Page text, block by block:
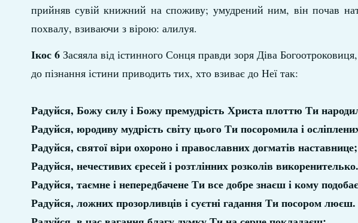
прийняв сувій книжний на споживу; умудрений ним, він почав
похвалу, взиваючи з вірою: алилуя.
Ікос 6Засяяла від істинного Сонця правди зоря Діва
до пізнання істини приводить тих, хто взиває до Неї так:
Радуйся, Божу силу і Божу премудрість Христа плоттю Ти
Радуйся, юродиву мудрість світу цього Ти посоромила і
Радуйся, святої віри охороно і православних догматів наставнице;
Радуйся, нечестивих єресей і розтлінних розколів викоренителько.
Радуйся, таємне і непередбачене Ти все добре знаєш і кому
Радуйся, ложних прозорливців і суєтні гадання Ти посором люєш.